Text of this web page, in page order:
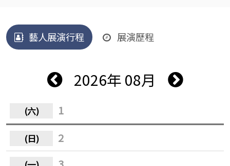
藝人展演行程 展演歷程
2026年 08月
1
2